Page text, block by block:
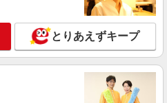
円〜1700円（経験・能力による） ※
通費別途支給（規定あり） ゜
゜+゜・。○。・゜+゜ 入社祝い金10
可能（規程
○。・゜+゜・。○。・゜+゜
市のsoftbankショップ
詳細を見る
とりあえずキープ